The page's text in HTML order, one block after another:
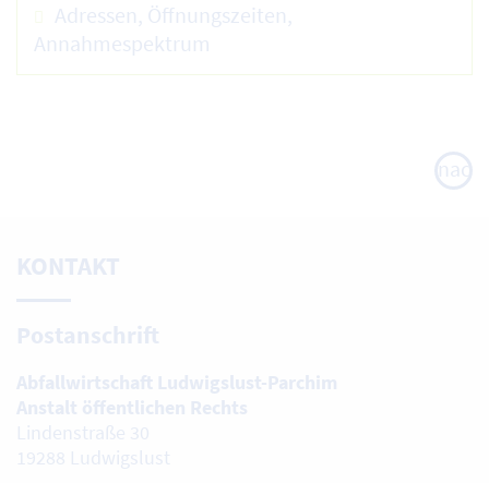
Adressen, Öffnungszeiten,
Annahmespektrum
nach
oben
KONTAKT
Postanschrift
Abfallwirtschaft Ludwigslust-Parchim
Anstalt öffentlichen Rechts
Lindenstraße 30
19288 Ludwigslust